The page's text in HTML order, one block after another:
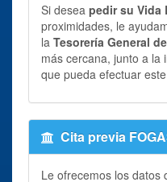
Si desea pedir su Vida
proximidades, le
la Tesorería General
más cercana, junto a la
que pueda efectuar
Cita previa
Le ofrecemos los datos